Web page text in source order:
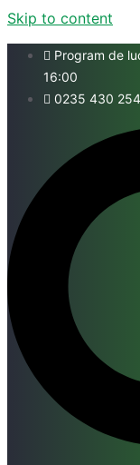
Skip to content
Program de
16:00
0235 430 254